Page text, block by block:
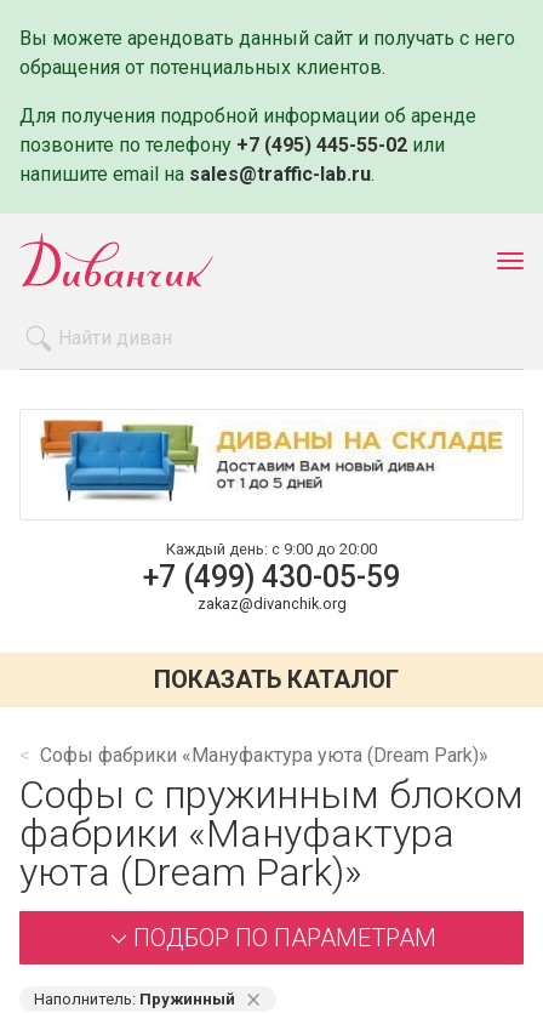
Вы можете арендовать данный сайт и получать с него
обращения от потенциальных клиентов.
Для получения подробной информации об аренде
позвоните по телефону +7 (495) 445-55-02 или
напишите email на sales@traffic-lab.ru.
Оплата и доставка
Контакты
Каждый день: с 9:00 до 20:00
+7 (499) 430-05-59
zakaz@divanchik.org
ПОКАЗАТЬ КАТАЛОГ
Софы фабрики «Мануфактура уюта (Dream Park)»
Софы с пружинным блоком
фабрики «Мануфактура
уюта (Dream Park)»
ПОДБОР ПО ПАРАМЕТРАМ
Наполнитель: Пружинный ⨯